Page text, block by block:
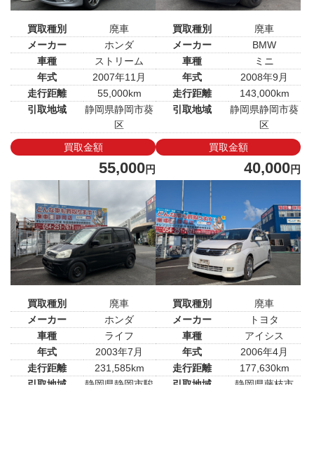
買取種別
廃車
メーカー
ホンダ
車種
ストリーム
年式
2007年11月
走行距離
55,000km
引取地域
静岡県静岡市葵
区
買取金額
55,000円
買取種別
廃車
メーカー
BMW
車種
ミニ
年式
2008年9月
走行距離
143,000km
引取地域
静岡県静岡市葵
区
買取金額
40,000円
買取種別
廃車
メーカー
ホンダ
車種
ライフ
年式
2003年7月
走行距離
231,585km
引取地域
静岡県静岡市駿
買取種別
廃車
メーカー
トヨタ
車種
アイシス
年式
2006年4月
走行距離
177,630km
引取地域
静岡県藤枝市